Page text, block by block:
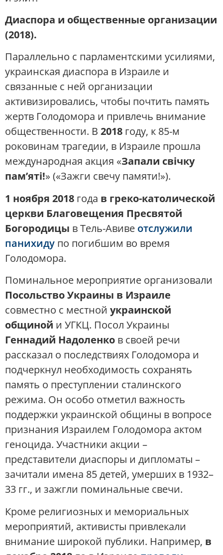
Диаспора и общественные организации
(2018).
Параллельно с парламентскими усилиями,
украинская диаспора в Израиле и
связанные с ней организации
активизировались, чтобы почтить память
жертв Голодомора и привлечь внимание
общественности. В 2018 году, к 85-м
роковинам трагедии, в Израиле прошла
международная акция «Запали свічку
пам’яті!» («Зажги свечу памяти!»).
1 ноября 2018 года в греко-католической
церкви Благовещения Пресвятой
Богородицы в Тель-Авиве отслужили
панихиду по погибшим во время
Голодомора​.
Поминальное мероприятие организовали
Посольство Украины в Израиле
совместно с местной украинской
общиной и УГКЦ. Посол Украины
Геннадий Надоленко в своей речи
рассказал о последствиях Голодомора и
подчеркнул необходимость сохранять
память о преступлении сталинского
режима​. Он особо отметил важность
поддержки украинской общины в вопросе
признания Израилем Голодомора актом
геноцида​. Участники акции –
представители диаспоры и дипломаты –
зачитали имена 85 детей, умерших в 1932–
33 гг., и зажгли поминальные свечи​.
Кроме религиозных и мемориальных
мероприятий, активисты привлекали
внимание широкой публики. Например, в